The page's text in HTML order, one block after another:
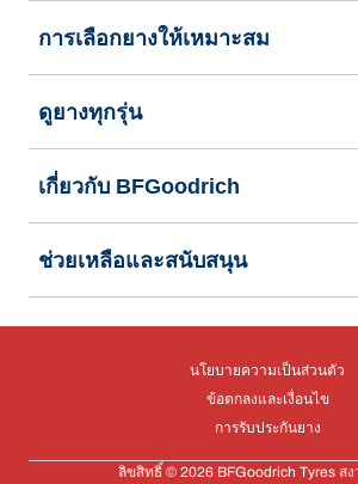
การเลือกยางให้เหมาะสม
ดูยางทุกรุ่น
เกี่ยวกับ BFGoodrich
ช่วยเหลือและสนับสนุน
นโยบายความเป็นส่วนตัว
ข้อตกลงและเงื่อนไข
การรับประกันยาง
ลิขสิทธิ์ © 2026 BFGoodrich Tyres ส